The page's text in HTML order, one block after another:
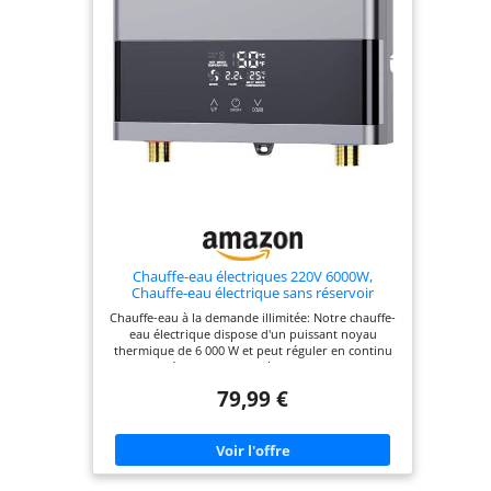
antibactérienne et sa fonction de stérilisation à
haute température. 【Contrôle vocal】
Compatible avec Google Assistant et Amazon Alexa
: permet d'allumer/éteindre l'appareil, de régler la
température de l'eau et de vérifier son statut.
Chauffe-eau électriques 220V 6000W,
Chauffe-eau électrique sans réservoir
Chauffe-eau à la demande illimitée: Notre chauffe-
eau électrique dispose d'un puissant noyau
thermique de 6 000 W et peut réguler en continu
la température de 30 °C à 55 °C. Remarque :
européenne, vous devez connecter le câble vous-
électrique a été rigoureusement testé pour
garantir votre sécurité. Les systèmes électriques et
fluidiques sont complètement séparés pour éviter
les fuites et la corrosion des conduites d'eau.
79,99 €